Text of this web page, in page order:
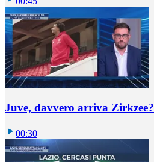
Juve, davvero arriva Zirkzee?
00:30